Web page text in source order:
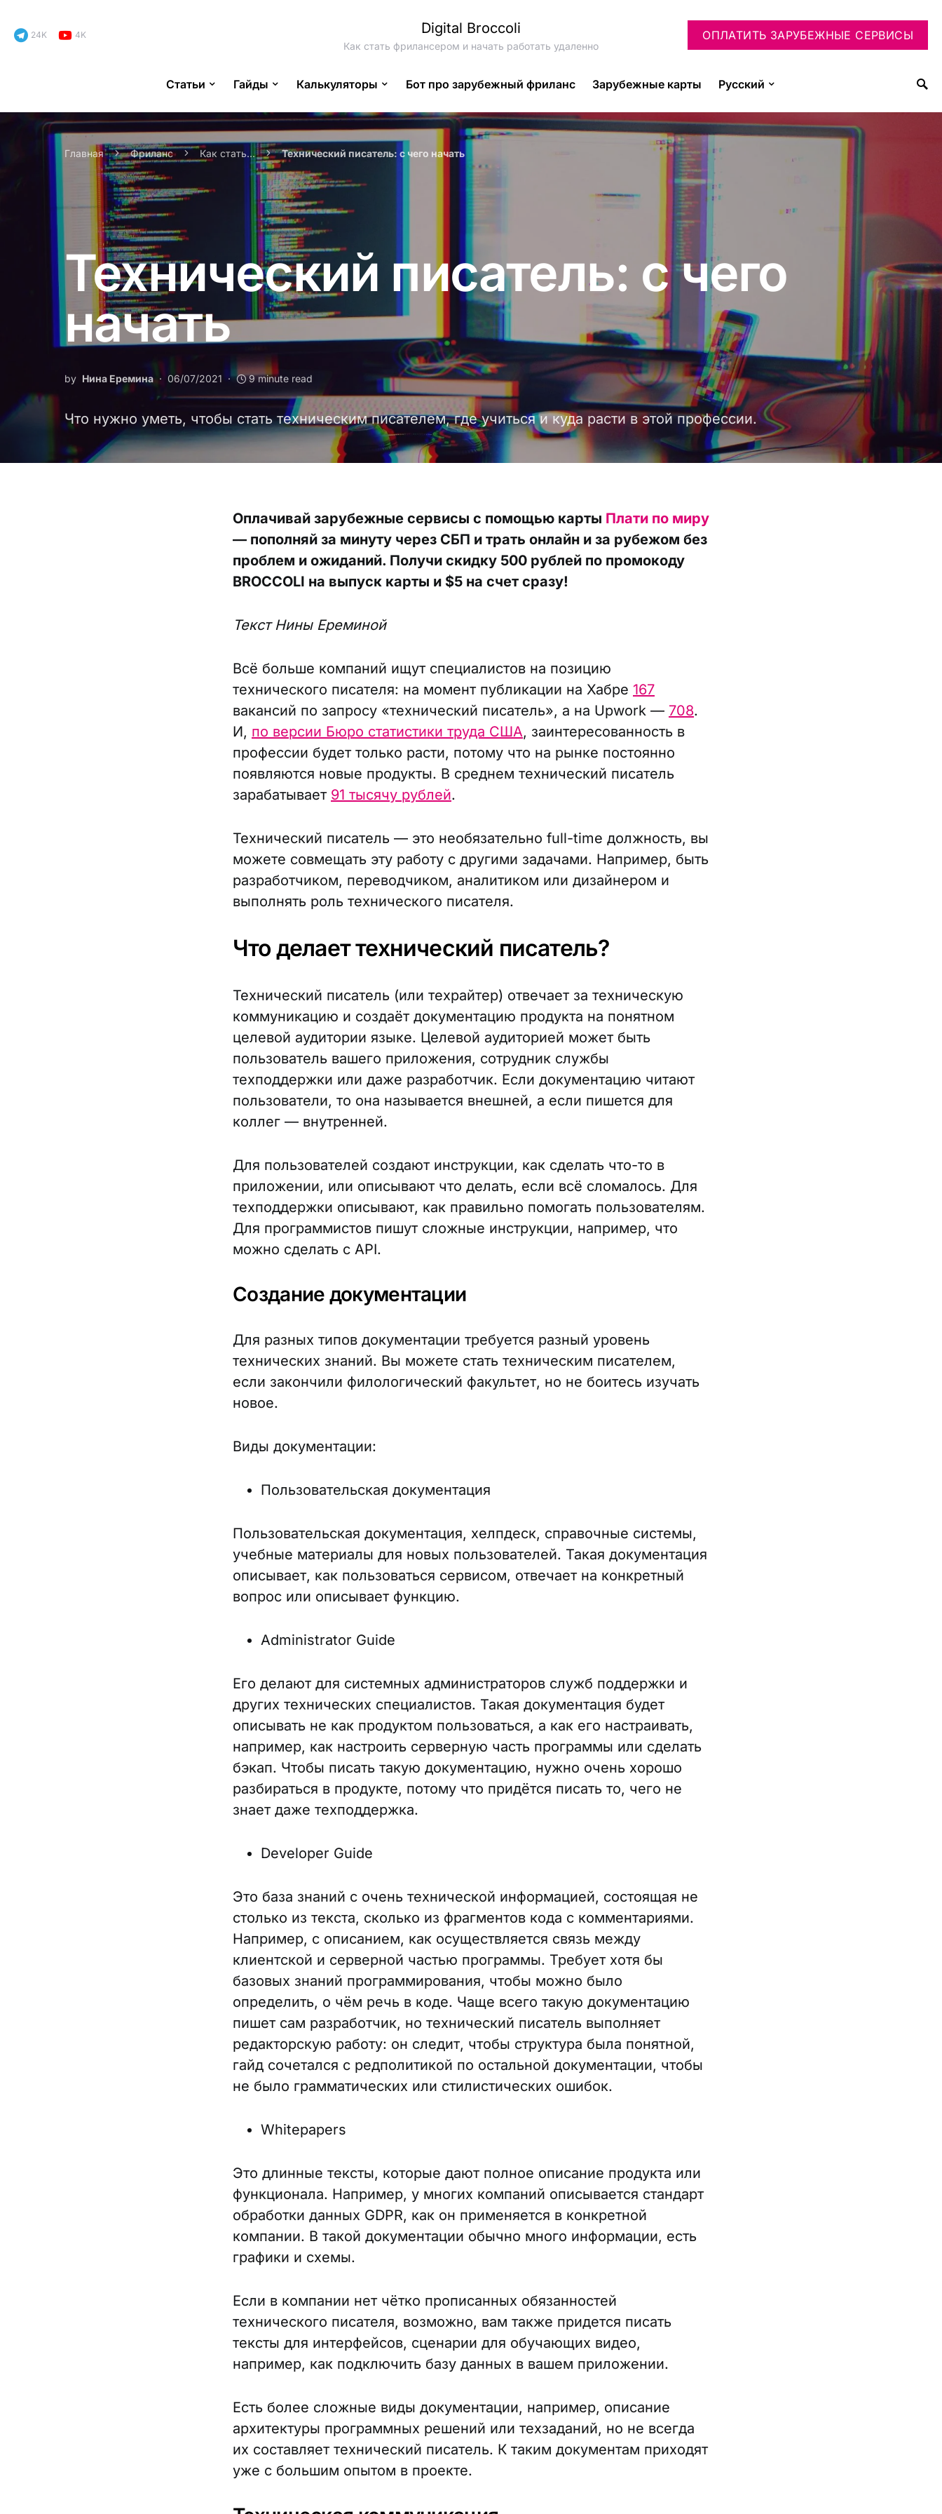
24K 4K Digital Broccoli
Как стать фрилансером и начать работать удаленно
ОПЛАТИТЬ ЗАРУБЕЖНЫЕ СЕРВИСЫ
Статьи Гайды Калькуляторы Бот про зарубежный фриланс Зарубежные карты Русский
Главная Фриланс Как стать... Технический писатель: с чего начать
Технический писатель: с чего
начать
by Нина Еремина 06/07/2021 9 minute read
Что нужно уметь, чтобы стать техническим писателем, где учиться и куда расти в этой профессии.
Оплачивай зарубежные сервисы с помощью карты Плати по миру
— пополняй за минуту через СБП и трать онлайн и за рубежом без
проблем и ожиданий. Получи скидку 500 рублей по промокоду
BROCCOLI на выпуск карты и $5 на счет сразу!
Текст Нины Ереминой
Всё больше компаний ищут специалистов на позицию
технического писателя: на момент публикации на Хабре 167
вакансий по запросу «технический писатель», а на Upwork — 708.
И, по версии Бюро статистики труда США, заинтересованность в
профессии будет только расти, потому что на рынке постоянно
появляются новые продукты. В среднем технический писатель
зарабатывает 91 тысячу рублей.
Технический писатель — это необязательно full-time должность, вы
можете совмещать эту работу с другими задачами. Например, быть
разработчиком, переводчиком, аналитиком или дизайнером и
выполнять роль технического писателя.
Что делает технический писатель?
Технический писатель (или техрайтер) отвечает за техническую
коммуникацию и создаёт документацию продукта на понятном
целевой аудитории языке. Целевой аудиторией может быть
пользователь вашего приложения, сотрудник службы
техподдержки или даже разработчик. Если документацию читают
пользователи, то она называется внешней, а если пишется для
коллег — внутренней.
Для пользователей создают инструкции, как сделать что-то в
приложении, или описывают что делать, если всё сломалось. Для
техподдержки описывают, как правильно помогать пользователям.
Для программистов пишут сложные инструкции, например, что
можно сделать с API.
Создание документации
Для разных типов документации требуется разный уровень
технических знаний. Вы можете стать техническим писателем,
если закончили филологический факультет, но не боитесь изучать
новое.
Виды документации:
Пользовательская документация
Пользовательская документация, хелпдеск, справочные системы,
учебные материалы для новых пользователей. Такая документация
описывает, как пользоваться сервисом, отвечает на конкретный
вопрос или описывает функцию.
Administrator Guide
Его делают для системных администраторов служб поддержки и
других технических специалистов. Такая документация будет
описывать не как продуктом пользоваться, а как его настраивать,
например, как настроить серверную часть программы или сделать
бэкап. Чтобы писать такую документацию, нужно очень хорошо
разбираться в продукте, потому что придётся писать то, чего не
знает даже техподдержка.
Developer Guide
Это база знаний с очень технической информацией, состоящая не
столько из текста, сколько из фрагментов кода с комментариями.
Например, с описанием, как осуществляется связь между
клиентской и серверной частью программы. Требует хотя бы
базовых знаний программирования, чтобы можно было
определить, о чём речь в коде. Чаще всего такую документацию
пишет сам разработчик, но технический писатель выполняет
редакторскую работу: он следит, чтобы структура была понятной,
гайд сочетался с редполитикой по остальной документации, чтобы
не было грамматических или стилистических ошибок.
Whitepapers
Это длинные тексты, которые дают полное описание продукта или
функционала. Например, у многих компаний описывается стандарт
обработки данных GDPR, как он применяется в конкретной
компании. В такой документации обычно много информации, есть
графики и схемы.
Если в компании нет чётко прописанных обязанностей
технического писателя, возможно, вам также придется писать
тексты для интерфейсов, сценарии для обучающих видео,
например, как подключить базу данных в вашем приложении.
Есть более сложные виды документации, например, описание
архитектуры программных решений или техзаданий, но не всегда
их составляет технический писатель. К таким документам приходят
уже с большим опытом в проекте.